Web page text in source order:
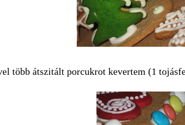
több átszitált porcukrot kevertem (1